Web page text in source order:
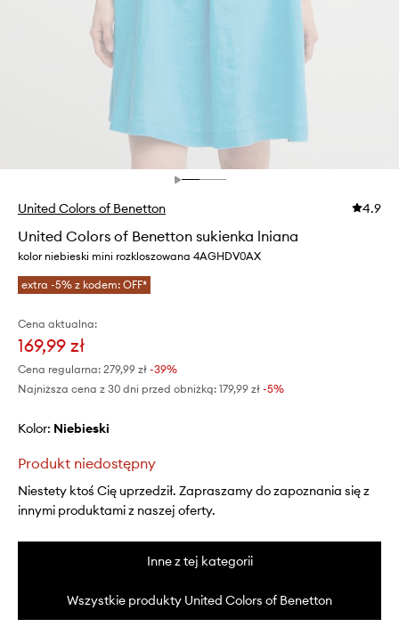
United Colors of Benetton 4.9
United Colors of Benetton sukienka lniana
kolor niebieski mini rozkloszowana 4AGHDV0AX
extra -5% z kodem: OFF*
Cena aktualna:
169,99 zł
Cena regularna: 279,99 zł -39%
Najniższa cena z 30 dni przed obniżką: 179,99 zł -5%
Kolor: niebieski
Produkt niedostępny
Niestety ktoś Cię uprzedził. Zapraszamy do zapoznania się z
innymi produktami z naszej oferty.
Inne z tej kategorii
Wszystkie produkty United Colors of Benetton